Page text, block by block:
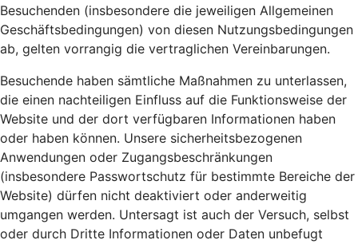
Besuchenden (insbesondere die jeweiligen Allgemeinen
Geschäftsbedingungen) von diesen Nutzungsbedingungen
ab, gelten vorrangig die vertraglichen Vereinbarungen.
Besuchende haben sämtliche Maßnahmen zu unterlassen,
die einen nachteiligen Einfluss auf die Funktionsweise der
Website und der dort verfügbaren Informationen haben
oder haben können. Unsere sicherheitsbezogenen
Anwendungen oder Zugangsbeschränkungen
(insbesondere Passwortschutz für bestimmte Bereiche der
Website) dürfen nicht deaktiviert oder anderweitig
umgangen werden. Untersagt ist auch der Versuch, selbst
oder durch Dritte Informationen oder Daten unbefugt